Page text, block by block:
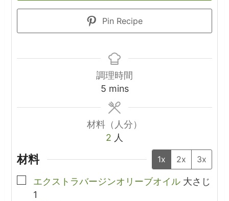
Pin Recipe
調理時間
5minutes
mins
材料（人分）
2 人
材料 1x 2x 3x
▢
エクストラバージンオリーブオイル 大さじ
1